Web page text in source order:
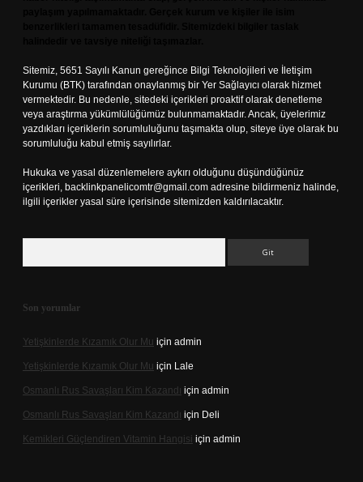
Sitemiz, 5651 Sayılı Kanun gereğince Bilgi Teknolojileri ve İletişim
Kurumu (BTK) tarafından onaylanmış bir Yer Sağlayıcı olarak hizmet
vermektedir. Bu nedenle, sitedeki içerikleri proaktif olarak denetleme
veya araştırma yükümlülüğümüz bulunmamaktadır. Ancak, üyelerimiz
yazdıkları içeriklerin sorumluluğunu taşımakta olup, siteye üye olarak bu
sorumluluğu kabul etmiş sayılırlar.
Hukuka ve yasal düzenlemelere aykırı olduğunu düşündüğünüz
içerikleri, backlinkpanelicomtr@gmail.com adresine bildirmeniz halinde,
ilgili içerikler yasal süre içerisinde sitemizden kaldırılacaktır.
Son yorumlar
Yetişkinlerde Kızamık Olur Mu için admin
Yetişkinlerde Kızamık Olur Mu için Lale
Osmanlı Rus Savaşları Kim Kazandı için admin
Osmanlı Rus Savaşları Kim Kazandı için Deli
Kemikleri Güçlendiren Vitamin Hangisi için admin